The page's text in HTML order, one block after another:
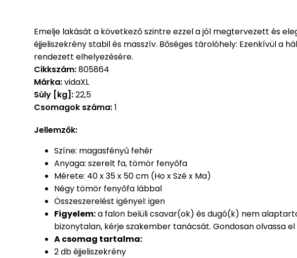
Emelje lakását a következő szintre ezzel a jól megtervezett és
éjjeliszekrény stabil és masszív. Bőséges tárolóhely: Ezenkívül a
rendezett elhelyezésére.
Cikkszám:805864
Márka:vidaXL
Súly [kg]:22,5
Csomagok száma:1
Jellemzők:
Színe: magasfényű fehér
Anyaga: szerelt fa, tömör fenyőfa
Mérete: 40 x 35 x 50 cm (Ho x Szé x Ma)
Négy tömör fenyőfa lábbal
Összeszerelést igényel: igen
Figyelem:a falon belüli csavar(ok) és dugó(k) nem
bizonytalan, kérje szakember tanácsát. Gondosan olvassa
A csomag tartalma:
2 db éjjeliszekrény